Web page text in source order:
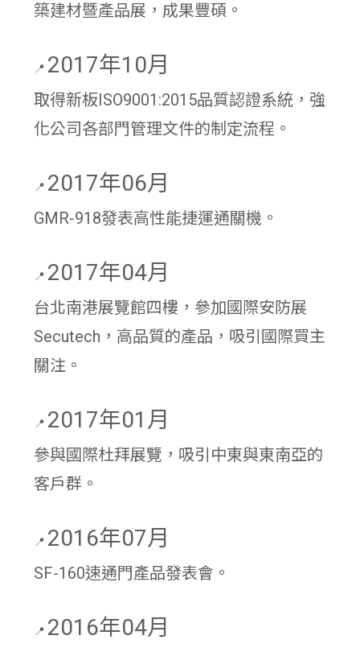
築建材暨產品展，成果豐碩。
📍 2017年10月
取得新板ISO9001:2015品質認證系統，強
化公司各部門管理文件的制定流程。
📍 2017年06月
GMR-918發表高性能捷運通關機。
📍 2017年04月
台北南港展覽館四樓，參加國際安防展
Secutech，高品質的產品，吸引國際買主
關注。
📍 2017年01月
參與國際杜拜展覽，吸引中東與東南亞的
客戶群。
📍 2016年07月
SF-160速通門產品發表會。
📍 2016年04月